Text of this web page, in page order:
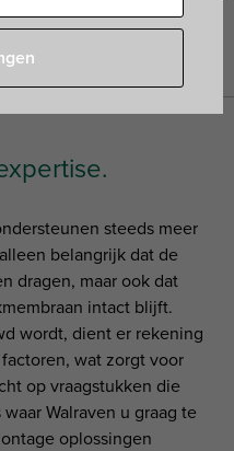
dakmontage
steeds meer
belangrijk dat de
dragen, maar ook dat
intact blijft.
wordt, dient er rekening
wat zorgt voor
op vraagstukken die
Walraven u graag te
oplossingen